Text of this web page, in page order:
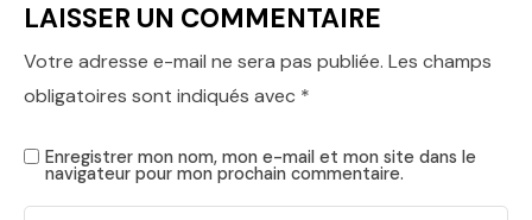
LAISSER UN COMMENTAIRE
Votre adresse e-mail ne sera pas publiée. Les champs
obligatoires sont indiqués avec *
Enregistrer mon nom, mon e-mail et mon site dans le
navigateur pour mon prochain commentaire.